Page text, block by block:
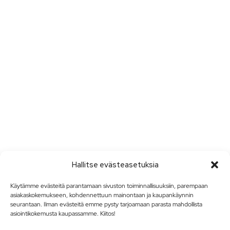
Hallitse evästeasetuksia
Käytämme evästeitä parantamaan sivuston toiminnallisuuksiin, parempaan
asiakaskokemukseen, kohdennettuun mainontaan ja kaupankäynnin
seurantaan. Ilman evästeitä emme pysty tarjoamaan parasta mahdollista
asiointikokemusta kaupassamme. Kiitos!